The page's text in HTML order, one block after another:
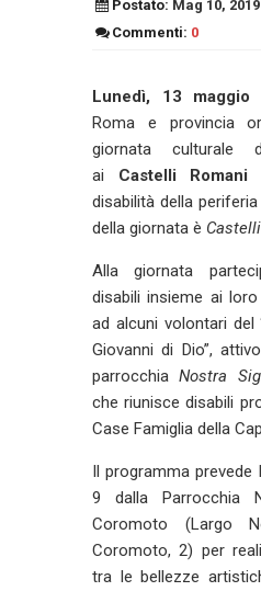
Postato: Mag 10, 2019
Commenti: 0
Lunedì, 13 maggio
Roma e provincia
giornata culturale
ai Castelli Romani
disabilità della
della giornata è
Alla giornata
disabili insieme ai
ad alcuni volontari del
Giovanni di Dio”,
parrocchiaNostra
che riunisce disabili
Case Famiglia della
Il programma
9 dalla Parrocchia
Coromoto (Largo
Coromoto, 2) per
tra le bellezze